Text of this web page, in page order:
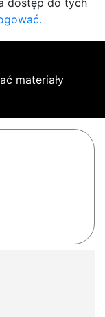
dostęp do tych
materiały